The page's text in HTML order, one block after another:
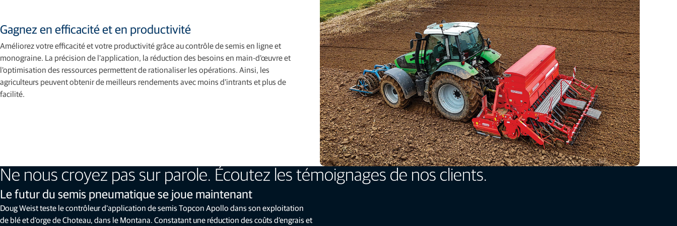
Gagnez en efficacité et en productivité
Améliorez votre efficacité et votre productivité grâce au contrôle de semis en ligne et
monograine. La précision de l'application, la réduction des besoins en main-d'œuvre et
l'optimisation des ressources permettent de rationaliser les opérations. Ainsi, les
agriculteurs peuvent obtenir de meilleurs rendements avec moins d'intrants et plus de
facilité.
Ne nous croyez pas sur parole. Écoutez les témoignages de nos clients.
Le futur du semis pneumatique se joue maintenant
Doug Weist teste le contrôleur d'application de semis Topcon Apollo dans son exploitation
de blé et d'orge de Choteau, dans le Montana. Constatant une réduction des coûts d'engrais et